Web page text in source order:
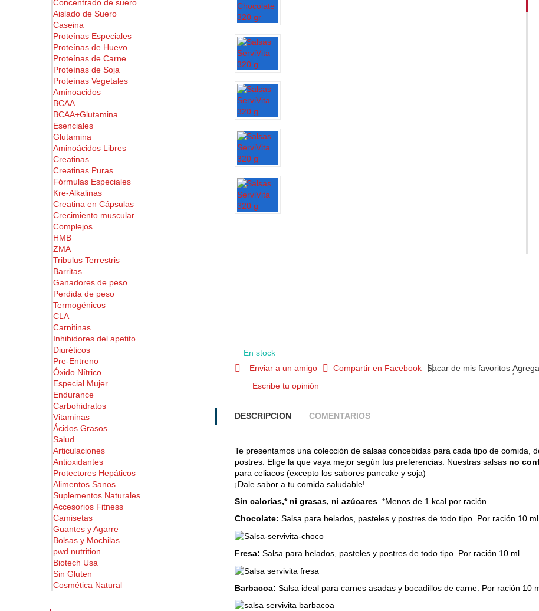
Concentrado de suero
Aislado de Suero
Caseina
Proteínas Especiales
Proteínas de Huevo
Proteínas de Carne
Proteínas de Soja
Proteínas Vegetales
Aminoacidos
BCAA
BCAA+Glutamina
Esenciales
Glutamina
Aminoácidos Libres
Creatinas
Creatinas Puras
Fórmulas Especiales
Kre-Alkalinas
Creatina en Cápsulas
Crecimiento muscular
Complejos
HMB
ZMA
Tribulus Terrestris
Barritas
Ganadores de peso
Perdida de peso
Termogénicos
CLA
Carnitinas
Inhibidores del apetito
Diuréticos
Pre-Entreno
Óxido Nítrico
Especial Mujer
Endurance
Carbohidratos
Vitaminas
Ácidos Grasos
Salud
Articulaciones
Antioxidantes
Protectores Hepáticos
Alimentos Sanos
Suplementos Naturales
Accesorios Fitness
Camisetas
Guantes y Agarre
Bolsas y Mochilas
pwd nutrition
Biotech Usa
Sin Gluten
Cosmética Natural
En stock
Enviar a un amigo
Compartir en Facebook Sacar de mis favoritos
Escribe tu opinión
DESCRIPCION COMENTARIOS
Te presentamos una colección de salsas concebidas para cada tipo de comida,
postres. Elige la que vaya mejor según tus preferencias. Nuestras salsas no
para celiacos (excepto los sabores pancake y soja)
¡Dale sabor a tu comida saludable!
Sin calorías,* ni grasas, ni azúcares*Menos de 1 kcal por ración.
Chocolate: Salsa para helados, pasteles y postres de todo tipo. Por ración 10 ml.
Fresa: Salsa para helados, pasteles y postres de todo tipo. Por ración 10 ml.
Barbacoa: Salsa ideal para carnes asadas y bocadillos de carne. Por ración 10